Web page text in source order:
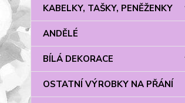
KABELKY, TAŠKY, PENĚŽENKY
ANDĚLÉ
BÍLÁ DEKORACE
OSTATNÍ VÝROBKY NA PŘÁNÍ